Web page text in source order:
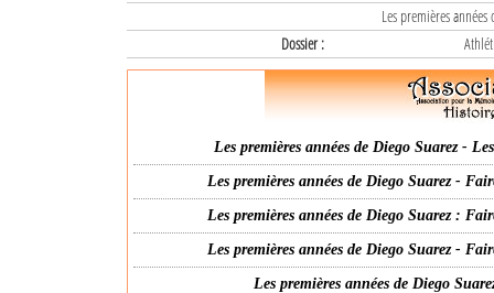
Les premières
Dossier :
Les premières années de Diego Suarez -
Les premières années de Diego Suarez -
Les premières années de Diego Suarez :
Les premières années de Diego Suarez -
Les premières années de Diego